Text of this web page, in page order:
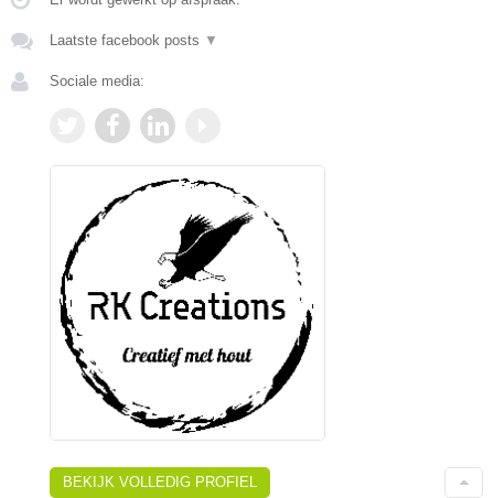
Laatste facebook posts ▼
Sociale media:
BEKIJK VOLLEDIG PROFIEL